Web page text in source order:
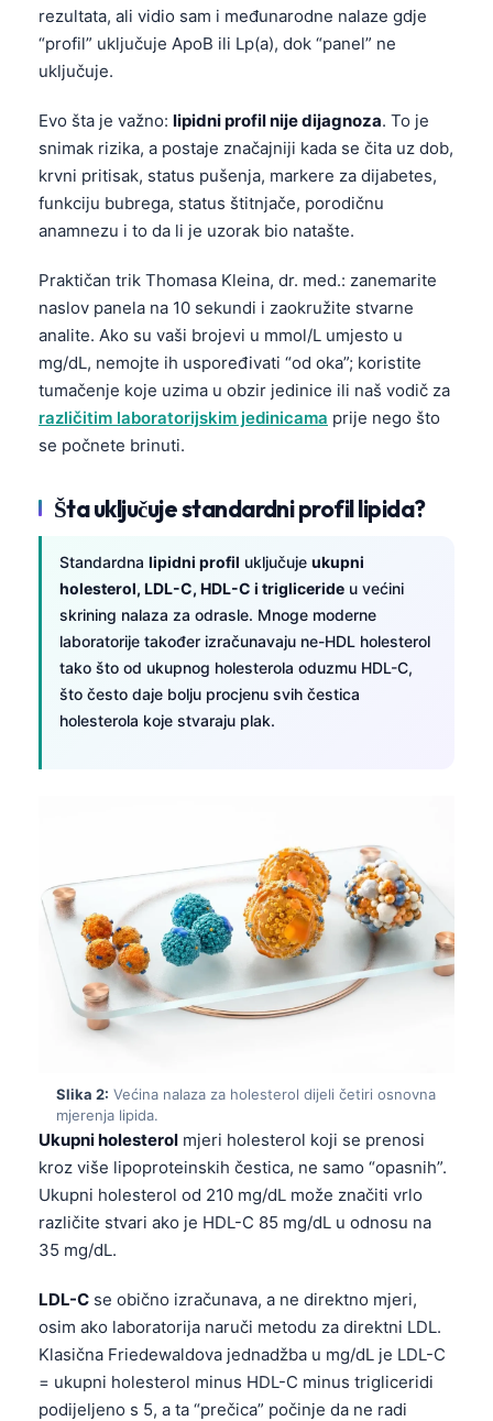
rezultata, ali vidio sam i međunarodne nalaze gdje
“profil” uključuje ApoB ili Lp(a), dok “panel” ne
uključuje.
Evo šta je važno: lipidni profil nije dijagnoza. To je
snimak rizika, a postaje značajniji kada se čita uz dob,
krvni pritisak, status pušenja, markere za dijabetes,
funkciju bubrega, status štitnjače, porodičnu
anamnezu i to da li je uzorak bio natašte.
Praktičan trik Thomasa Kleina, dr. med.: zanemarite
naslov panela na 10 sekundi i zaokružite stvarne
analite. Ako su vaši brojevi u mmol/L umjesto u
mg/dL, nemojte ih uspoređivati “od oka”; koristite
tumačenje koje uzima u obzir jedinice ili naš vodič za
različitim laboratorijskim jedinicama prije nego što
se počnete brinuti.
Šta uključuje standardni profil lipida?
Standardna lipidni profil uključuje ukupni
holesterol, LDL-C, HDL-C i trigliceride u većini
skrining nalaza za odrasle. Mnoge moderne
laboratorije također izračunavaju ne-HDL holesterol
tako što od ukupnog holesterola oduzmu HDL-C,
što često daje bolju procjenu svih čestica
holesterola koje stvaraju plak.
Slika 2: Većina nalaza za holesterol dijeli četiri osnovna
mjerenja lipida.
Ukupni holesterol mjeri holesterol koji se prenosi
kroz više lipoproteinskih čestica, ne samo “opasnih”.
Ukupni holesterol od 210 mg/dL može značiti vrlo
različite stvari ako je HDL-C 85 mg/dL u odnosu na
35 mg/dL.
LDL-C se obično izračunava, a ne direktno mjeri,
osim ako laboratorija naruči metodu za direktni LDL.
Klasična Friedewaldova jednadžba u mg/dL je LDL-C
= ukupni holesterol minus HDL-C minus trigliceridi
podijeljeno s 5, a ta “prečica” počinje da ne radi